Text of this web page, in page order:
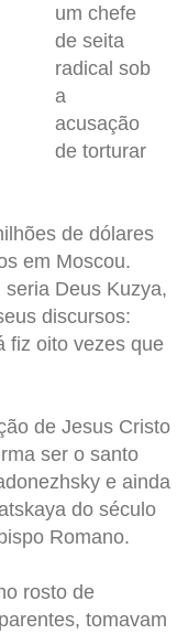
um chefe
de seita
radical sob
a
acusação
de torturar
de dólares
em Moscou.
Deus Kuzya,
discursos:
fiz oito vezes que
de Jesus Cristo
ser o santo
e ainda
do século
Romano.
rosto de
tomavam